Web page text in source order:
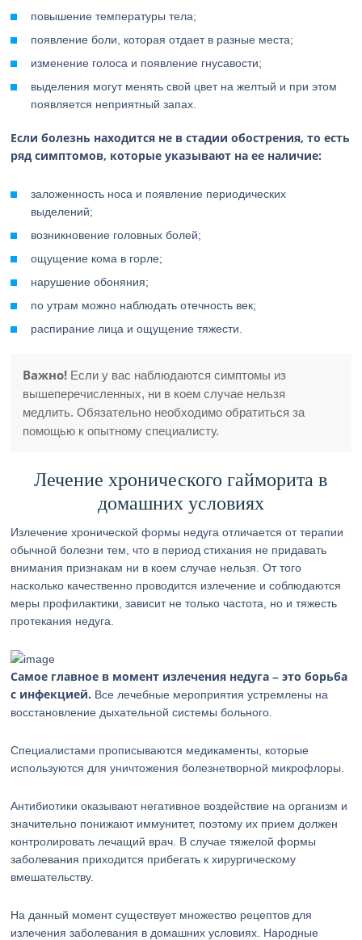
повышение температуры тела;
появление боли, которая отдает в разные места;
изменение голоса и появление гнусавости;
выделения могут менять свой цвет на желтый и при этом
появляется неприятный запах.
Если болезнь находится не в стадии обострения, то есть
ряд симптомов, которые указывают на ее наличие:
заложенность носа и появление периодических
выделений;
возникновение головных болей;
ощущение кома в горле;
нарушение обоняния;
по утрам можно наблюдать отечность век;
распирание лица и ощущение тяжести.
Важно! Если у вас наблюдаются симптомы из
вышеперечисленных, ни в коем случае нельзя
медлить. Обязательно необходимо обратиться за
помощью к опытному специалисту.
Лечение хронического гайморита в
домашних условиях
Излечение хронической формы недуга отличается от терапии
обычной болезни тем, что в период стихания не придавать
внимания признакам ни в коем случае нельзя. От того
насколько качественно проводится излечение и соблюдаются
меры профилактики, зависит не только частота, но и тяжесть
протекания недуга.
Самое главное в момент излечения недуга – это борьба
с инфекцией. Все лечебные мероприятия устремлены на
восстановление дыхательной системы больного.
Специалистами прописываются медикаменты, которые
используются для уничтожения болезнетворной микрофлоры.
Антибиотики оказывают негативное воздействие на организм и
значительно понижают иммунитет, поэтому их прием должен
контролировать лечащий врач. В случае тяжелой формы
заболевания приходится прибегать к хирургическому
вмешательству.
На данный момент существует множество рецептов для
излечения заболевания в домашних условиях. Народные